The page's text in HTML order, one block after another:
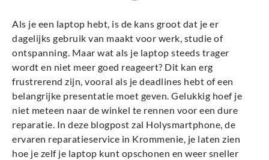
Als je een laptop hebt, is de kans groot dat je er
dagelijks gebruik van maakt voor werk, studie of
ontspanning. Maar wat als je laptop steeds trager
wordt en niet meer goed reageert? Dit kan erg
frustrerend zijn, vooral als je deadlines hebt of een
belangrijke presentatie moet geven. Gelukkig hoef je
niet meteen naar de winkel te rennen voor een dure
reparatie. In deze blogpost zal Holysmartphone, de
ervaren reparatieservice in Krommenie, je laten zien
hoe je zelf je laptop kunt opschonen en weer sneller